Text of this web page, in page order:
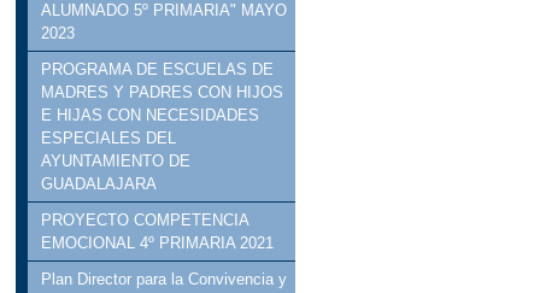
ALUMNADO 5º PRIMARIA" MAYO
2023
PROGRAMA DE ESCUELAS DE
MADRES Y PADRES CON HIJOS
E HIJAS CON NECESIDADES
ESPECIALES DEL
AYUNTAMIENTO DE
GUADALAJARA
PROYECTO COMPETENCIA
EMOCIONAL 4º PRIMARIA 2021
Plan Director para la Convivencia y